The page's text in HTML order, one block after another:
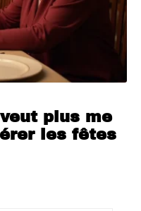
plus me
les fêtes